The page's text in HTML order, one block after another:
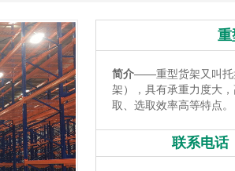
重
简介——重型货架又叫
架），具有承重力度大
取、选取效率高等特点。
联系电话